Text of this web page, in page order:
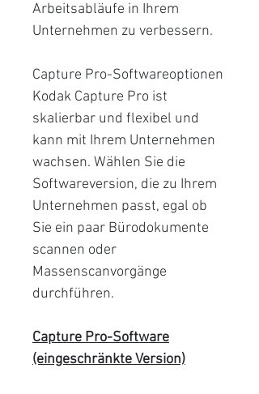
Arbeitsabläufe in Ihrem
Unternehmen zu verbessern.
Capture Pro-Softwareoptionen
Kodak Capture Pro ist
skalierbar und flexibel und
kann mit Ihrem Unternehmen
wachsen. Wählen Sie die
Softwareversion, die zu Ihrem
Unternehmen passt, egal ob
Sie ein paar Bürodokumente
scannen oder
Massenscanvorgänge
durchführen.
Capture Pro-Software
(eingeschränkte Version)